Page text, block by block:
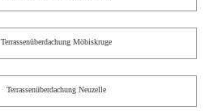
Terrassenüberdachung Möbiskruge
Terrassenüberdachung Neuzelle